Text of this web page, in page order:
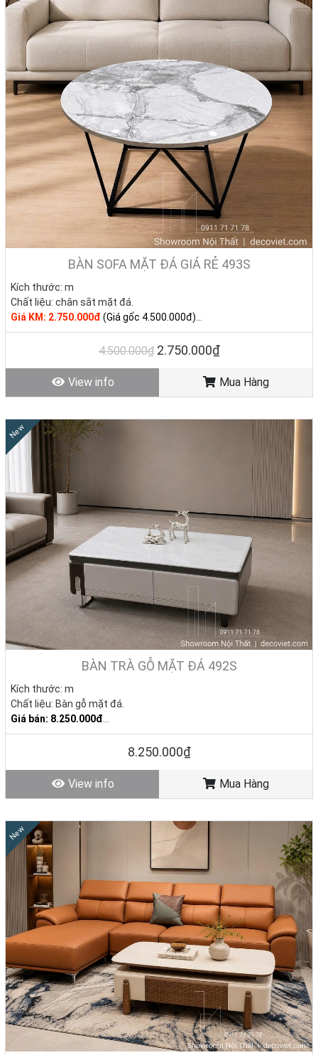
BÀN SOFA MẶT ĐÁ GIÁ RẺ 493S
Kích thước: m
Chất liệu: chân sắt mặt đá.
Giá KM: 2.750.000đ (Giá gốc 4.500.000đ)
Tình trạng: Hàng mới - Còn hàng
4.500.000₫ 2.750.000₫
View info Mua Hàng
New
BÀN TRÀ GỖ MẶT ĐÁ 492S
Kích thước: m
Chất liệu: Bàn gỗ mặt đá.
Giá bán: 8.250.000đ
Tình trạng: Hàng mới - Còn hàng
8.250.000₫
View info Mua Hàng
New